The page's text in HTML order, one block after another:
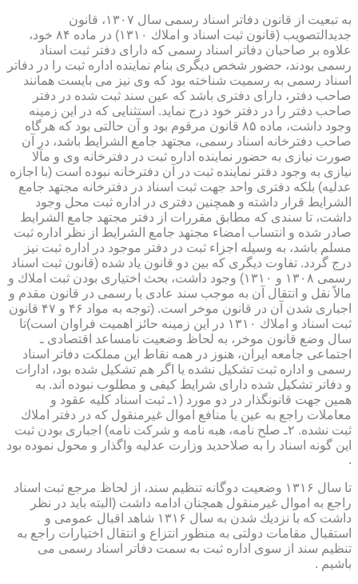
به تبعیت از قانون دفاتر اسناد رسمی سال ۱۳۰۷، قانون
جدیدالتصویب (قانون ثبت اسناد و املاك ۱۳۱۰) در ماده ۸۴ خود،
علاوه بر صاحبان دفاتر اسناد رسمی كه دارای دفتر ثبت اسناد
رسمی بودند، حضور شخص دیگری بنام نماینده اداره ثبت را در دفاتر
اسناد رسمی به رسمیت شناخته بود كه وی نیز می بایست همانند
صاحب دفتر، دارای دفتری باشد كه عین سند ثبت شده در دفتر
صاحب دفتر را در دفتر خود درج نماید. استثنایی كه در این زمینه
وجود داشت، ماده ۸۵ قانون مرقوم بود و آن حالتی بود كه هرگاه
صاحب دفترخانه اسناد رسمی، مجتهد جامع الشرایط باشد، در آن
صورت نیازی به حضور نماینده اداره ثبت در دفترخانه وی و مآلا
نیازی به وجود دفتر نماینده ثبت در آن دفترخانه نبوده است (با اجازه
عدلیه) بلكه دفتری واحد جهت ثبت اسناد در دفترخانه مجتهد جامع
الشرایط قرار داشته و همچنین دفتری در اداره ثبت محل وجود
داشت، تا سندی كه مطابق مقررات از دفتر مجتهد جامع الشرایط
صادر شده و انتساب امضاء مجتهد جامع الشرایط از نظر اداره ثبت
مسلم باشد، به وسیله اجزاء ثبت در دفتر موجود در اداره ثبت نیز
درج گردد. تفاوت دیگری كه بین دو قانون یاد شده (قانون ثبت اسناد
رسمی ۱۳۰۸ و ۱۳۱۰) وجود داشت، بحث اختیاری بودن ثبت املاك و
مالاً نقل و انتقال آن به موجب سند عادی یا رسمی در قانون مقدم و
اجباری شدن آن در قانون موخر است. (توجه به مواد ۴۶ و ۴۷ قانون
ثبت اسناد و املاك ۱۳۱۰ در این زمینه حائز اهمیت فراوان است)تا
سال وضع قانون موخر، به لحاظ وضعیت نامساعد اقتصادی ـ
اجتماعی جامعه ایران، هنوز در همه نقاط این مملكت دفاتر اسناد
رسمی و اداره ثبت تشكیل نشده یا اگر هم تشكیل شده بود، ادارات
و دفاتر تشكیل شده دارای شرایط كیفی و مطلوب نبوده اند. به
همین جهت قانونگذار در دو مورد (۱ـ ثبت اسناد كلیه عقود و
معاملات راجع به عین یا منافع اموال غیرمنقول كه در دفتر املاك
ثبت نشده. ۲ـ صلح نامه، هبه نامه و شركت نامه) اجباری بودن ثبت
این گونه اسناد را به صلاحدید وزارت عدلیه واگذار و محول نموده بود
.
تا سال ۱۳۱۶ وضعیت دوگانه تنظیم سند، از لحاظ مرجع ثبت اسناد
راجع به اموال غیرمنقول همچنان ادامه داشت (البته باید در نظر
داشت كه با نزدیك شدن به سال ۱۳۱۶ شاهد اقبال عمومی و
استقبال مقامات دولتی به منظور انتزاع و انتقال اختیارات راجع به
تنظیم سند از سوی اداره ثبت به سمت دفاتر اسناد رسمی می
باشیم .